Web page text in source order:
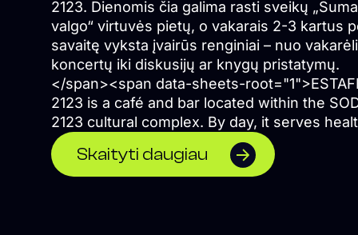
2123. Dienomis čia galima rasti sveikų
valgo“ virtuvės pietų, o vakarais 2-3 kartus
savaitę vyksta įvairūs renginiai – nuo
koncertų iki diskusijų ar knygų pristatymų.
</span><span data-sheets-
2123 is a café and bar located within the
2123 cultural complex. By day, it serves
lunches from Sumaniai Valgo, while in the
evenings it hosts a diverse programme of
two to three times a week, ranging from
Skaityti daugiau